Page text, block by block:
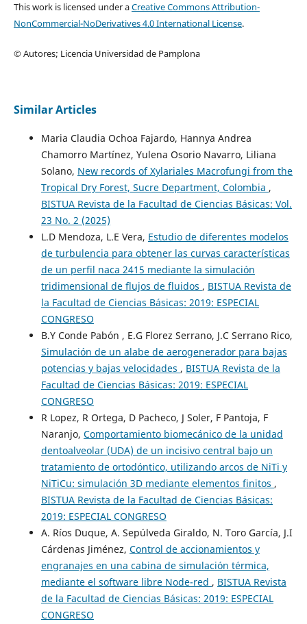
This work is licensed under aCreative Commons Attribution-
NonCommercial-NoDerivatives 4.0 International License.
© Autores; Licencia Universidad de Pamplona
Similar Articles
Maria Claudia Ochoa Fajardo, Hannya Andrea
Chamorro Martínez, Yulena Osorio Navarro, Liliana
Solano, New records of Xylariales Macrofungi from the
Tropical Dry Forest, Sucre Department, Colombia ,
BISTUA Revista de la Facultad de Ciencias Básicas: Vol.
23 No. 2 (2025)
L.D Mendoza, L.E Vera, Estudio de diferentes modelos
de turbulencia para obtener las curvas características
de un perfil naca 2415 mediante la simulación
tridimensional de flujos de fluidos , BISTUA Revista de
la Facultad de Ciencias Básicas: 2019: ESPECIAL
CONGRESO
B.Y Conde Pabón , E.G Florez Serrano, J.C Serrano Rico,
Simulación de un alabe de aerogenerador para bajas
potencias y bajas velocidades , BISTUA Revista de la
Facultad de Ciencias Básicas: 2019: ESPECIAL
CONGRESO
R Lopez, R Ortega, D Pacheco, J Soler, F Pantoja, F
Naranjo, Comportamiento biomecánico de la unidad
dentoalveolar (UDA) de un incisivo central bajo un
tratamiento de ortodóntico, utilizando arcos de NiTi y
NiTiCu: simulación 3D mediante elementos finitos ,
BISTUA Revista de la Facultad de Ciencias Básicas:
2019: ESPECIAL CONGRESO
A. Ríos Duque, A. Sepúlveda Giraldo, N. Toro García, J.I
Cárdenas Jiménez, Control de accionamientos y
engranajes en una cabina de simulación térmica,
mediante el software libre Node-red , BISTUA Revista
de la Facultad de Ciencias Básicas: 2019: ESPECIAL
CONGRESO